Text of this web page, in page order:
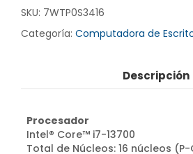
SKU: 7WTP0S3416
Categoría: Computadora de
Descripción
Procesador
Intel® Core™ i7-13700
Total de Núcleos: 16 núcleos (P-